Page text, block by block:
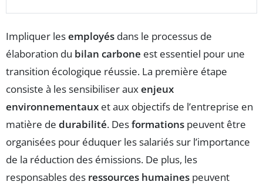
Impliquer lesemployés dans le processus de
élaboration du bilan carbone est essentiel pour une
transition écologique réussie. La première étape
consiste à les sensibiliser auxenjeux
environnementaux et aux objectifs de l’entreprise en
matière de durabilité. Desformations peuvent être
organisées pour éduquer les salariés sur l’importance
de la réduction des émissions. De plus, les
responsables des ressources humaines peuvent